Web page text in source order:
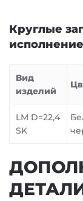
Круглые
Вид
изделий
LM D=22,4
SK